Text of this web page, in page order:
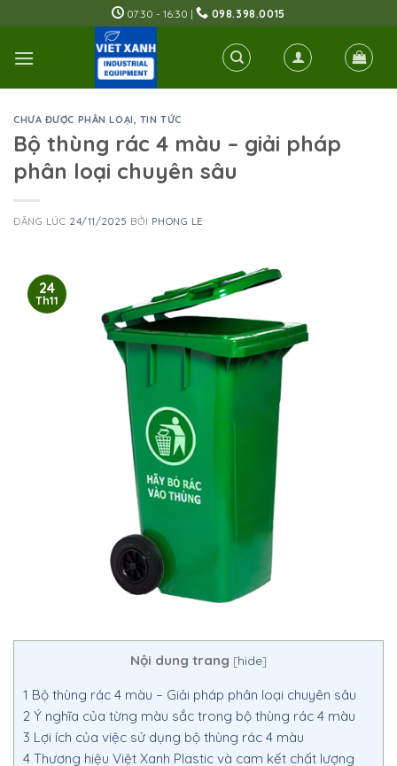
to
content
07:30 - 16:30 | 098.398.0015
CHƯA ĐƯỢC PHÂN LOẠI, TIN TỨC
Bộ thùng rác 4 màu – giải pháp
phân loại chuyên sâu
ĐĂNG LÚC 24/11/2025 BỞI PHONG LE
24
Th11
Nội dung trang [hide]
1 Bộ thùng rác 4 màu – Giải pháp phân loại chuyên sâu
2 Ý nghĩa của từng màu sắc trong bộ thùng rác 4 màu
3 Lợi ích của việc sử dụng bộ thùng rác 4 màu
4 Thương hiệu Việt Xanh Plastic và cam kết chất lượng